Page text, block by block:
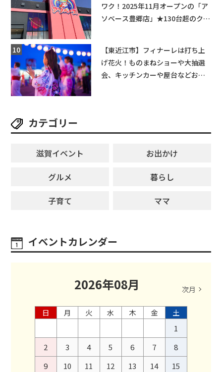
ワク！2025年11月オープンの「ア
ソベース豊郷店」★130台超のクレ
【東近江市】フィナーレは打ち上
げ花火！ものまねショーや大抽選
会、キッチンカーや屋台などお楽
カテゴリー
滋賀イベント
お出かけ
グルメ
暮らし
子育て
ママ
イベントカレンダー
2026年08月 次月
日 月 火 水 木 金
土
1
2
3 4 5 6 7
8
9
10 11 12 13 14
15